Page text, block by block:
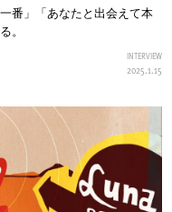
番」「あなたと出会えて本
。
INTERVIEW
2025.1.15